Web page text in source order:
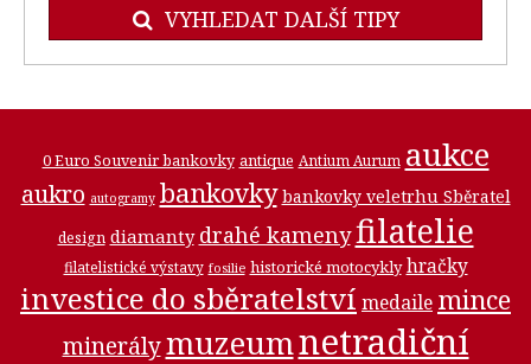
VYHLEDAT DALŠÍ TIPY
0 Euro Souvenir bankovky antique Antium Aurum aukce
aukro autogramy bankovky bankovky veletrhu Sběratel
design diamanty drahé kamenyfilatelie
filatelistické výstavy fosilie historické motocykly hračky
investice do sběratelství medaile mince
minerálymuzeumnetradiční